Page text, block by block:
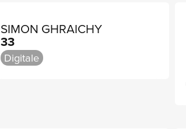
SIMON GHRAICHY
33
Digitale